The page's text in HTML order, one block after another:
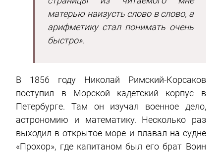
матерью наизусть слово в слово, а
арифметику стал понимать очень
быстро».
В 1856 году Николай Римский-Корсаков
поступил в Морской кадетский корпус в
Петербурге. Там он изучал военное дело,
астрономию и математику. Несколько раз
выходил в открытое море и плавал на судне
«Прохор», где капитаном был его брат Воин